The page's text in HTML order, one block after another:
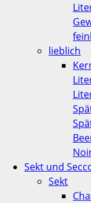
lieblich
Sekt und
Sekt